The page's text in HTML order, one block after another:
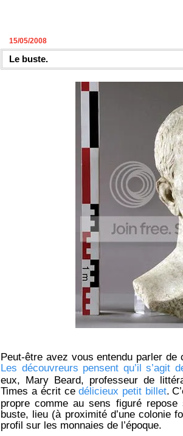
15/05/2008
Le buste.
Peut-être avez vous entendu parler
Les découvreurs pensent qu’il s’agit
eux, Mary Beard, professeur de
Times a écrit cedélicieux petit billet.
propre comme au sens figuré
buste, lieu (à proximité d’une colonie
profil sur les monnaies de l’époque.